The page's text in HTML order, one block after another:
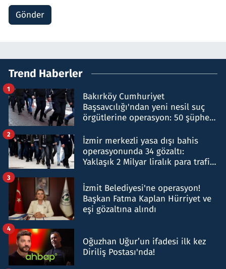
Gönder
Trend Haberler
Bakırköy Cumhuriyet
Başsavcılığı'ndan yeni nesil suç
örgütlerine operasyon: 50 şüpheli
1
İzmir merkezli yasa dışı bahis
operasyonunda 34 gözaltı:
Yaklaşık 2 Milyar liralık para trafiği
2
İzmit Belediyesi'ne operasyon!
Başkan Fatma Kaplan Hürriyet ve
eşi gözaltına alındı
3
Oğuzhan Uğur’un ifadesi ilk kez
Diriliş Postası'nda!
4